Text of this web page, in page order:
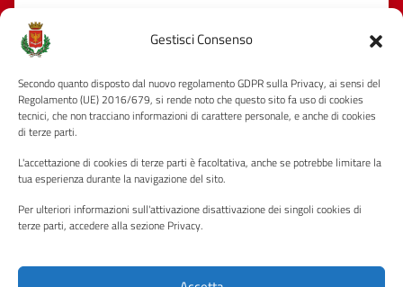
Gestisci Consenso
Secondo quanto disposto dal nuovo regolamento GDPR sulla Privacy, ai sensi del
Regolamento (UE) 2016/679, si rende noto che questo sito fa uso di cookies
tecnici, che non tracciano informazioni di carattere personale, e anche di cookies
di terze parti.
L'accettazione di cookies di terze parti è facoltativa, anche se potrebbe limitare la
tua esperienza durante la navigazione del sito.
Per ulteriori informazioni sull'attivazione disattivazione dei singoli cookies di
terze parti, accedere alla sezione Privacy.
Valuta 5 stelle su 5
Valuta 4 stelle su 5
Valuta 3 stelle su 5
Valuta 2 stelle su 5
Valuta 1 stelle su 5
Contatta il comune
Leggi le domande frequenti
Richiedi assistenza